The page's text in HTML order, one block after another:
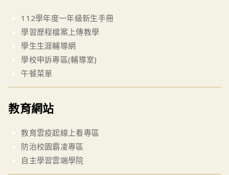
112學年度一年級新生手冊
學習歷程檔案上傳教學
學生生涯輔導網
學校申訴專區(輔導室)
午餐菜單
教育網站
教育雲疫起線上看專區
防治校園霸凌專區
自主學習雲端學院